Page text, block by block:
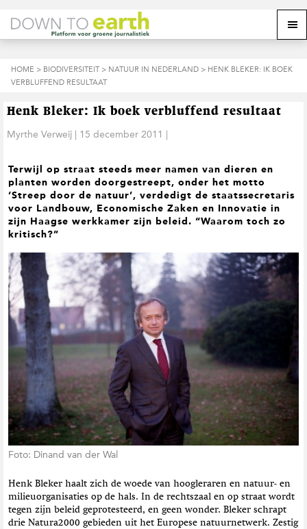
p
r
n
a
r
h
o
o
f
d
n
v
i
g
a
t
o
o
n
r
e
o
d
i
n
h
u
d
p
r
n
a
r
v
o
e
t
t
e
s
t
M
n
HOME > BIODIVERSITEIT> NATUUR IN NEDERLAND > HENK BLEKER: IK BOEK
VERBLUFFEND RESULTAAT
Henk Bleker: Ik boek verbluffend resultaat
Myrthe Verweij | 15 december 2011 |
Terwijl op straat steeds meer namen van dieren en
planten worden doorgestreept, onder het motto
‘Streep door de natuur’, verdedigt de staatssecretaris
voor Landbouw, Economische Zaken en Innovatie in
zijn Haagse werkkamer zijn beleid. “Waarom toch zo
kritisch?”
Foto: Dinand van der Wal
Henk Bleker haalt zich de woede van hoogleraren en natuur- en
milieuorganisaties op de hals. In de rechtszaal en op straat wordt
tegen zijn beleid geprotesteerd, en geen wonder. Bleker schrapt
drie Natura2000 gebieden uit het Europese natuurnetwerk. Zestig